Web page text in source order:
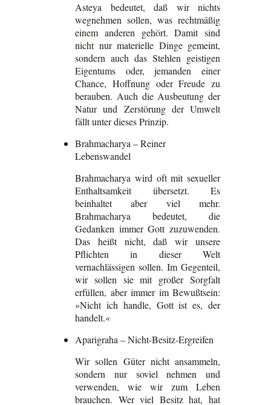
Asteya bedeutet, daß wir nichts
wegnehmen sollen, was rechtmäßig
einem anderen gehört. Damit sind
nicht nur materielle Dinge gemeint,
sondern auch das Stehlen geistigen
Eigentums oder, jemanden einer
Chance, Hoffnung oder Freude zu
berauben. Auch die Ausbeutung der
Natur und Zerstörung der Umwelt
fällt unter dieses Prinzip.
Brahmacharya – Reiner
Lebenswandel
Brahmacharya wird oft mit sexueller
Enthaltsamkeit übersetzt. Es
beinhaltet aber viel mehr.
Brahmacharya bedeutet, die
Gedanken immer Gott zuzuwenden.
Das heißt nicht, daß wir unsere
Pflichten in dieser Welt
vernachlässigen sollen. Im Gegenteil,
wir sollen sie mit großer Sorgfalt
erfüllen, aber immer im Bewußtsein:
»Nicht ich handle, Gott ist es, der
handelt.«
Aparigraha – Nicht-Besitz-Ergreifen
Wir sollen Güter nicht ansammeln,
sondern nur soviel nehmen und
verwenden, wie wir zum Leben
brauchen. Wer viel Besitz hat, hat